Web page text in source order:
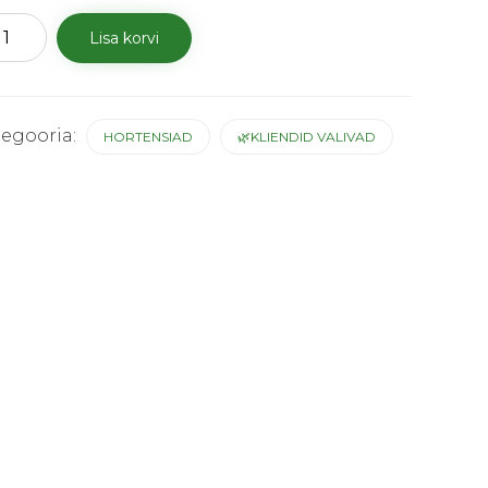
Lisa korvi
HORTENSIAD 🌿KLIENDID VALIVAD